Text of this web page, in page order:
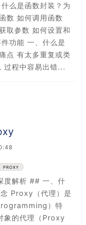
么是函数封装？为
数 如何调用函数
取参数 如何设置和
功能 一、什么是
点 有太多重复或类
过程中容易出错...
PROXY
解析 ## 一、什
Proxy（代理）是
）特
象的代理（Proxy